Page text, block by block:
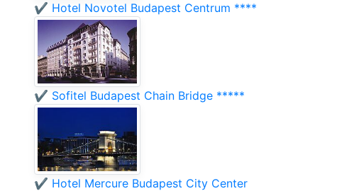
✔️ Hotel Novotel Budapest Centrum ****
✔️ Sofitel Budapest Chain Bridge *****
✔️ Hotel Mercure Budapest City Center